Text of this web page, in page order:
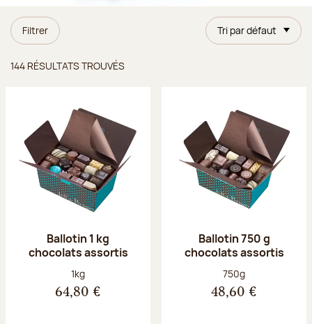
Filtrer Tri par défaut
144 RÉSULTATS TROUVÉS
Ballotin 1 kg
chocolats assortis
Poids net :
1kg
64,80 €
Ballotin 750 g
chocolats assortis
Poids net :
750g
48,60 €